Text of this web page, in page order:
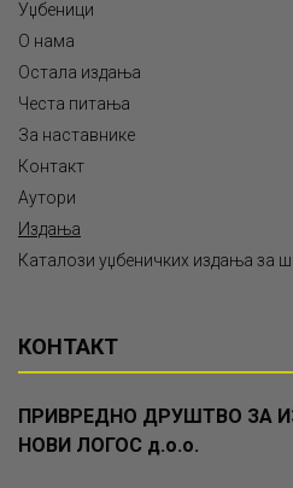
Уџбеници
О нама
Остала издања
Честа питања
За наставнике
Контакт
Аутори
Издања
Каталози уџбеничких издања за
КОНТАКТ
ПРИВРЕДНО ДРУШТВО ЗА
НОВИ ЛОГОС д.о.о.